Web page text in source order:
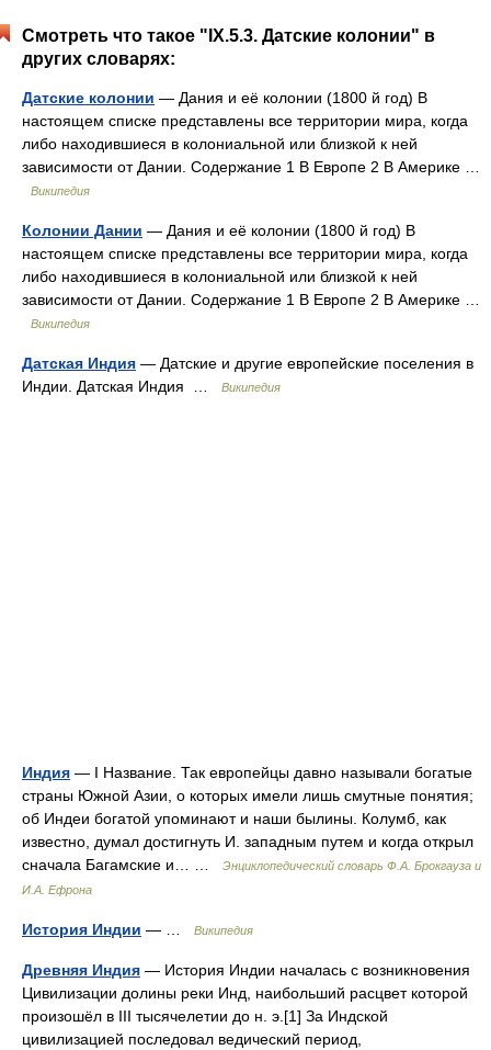
Смотреть что такое "IX.5.3. Датские колонии" в
других словарях:
Датские колонии — Дания и её колонии (1800 й год) В
настоящем списке представлены все территории мира, когда
либо находившиеся в колониальной или близкой к ней
зависимости от Дании. Содержание 1 В Европе 2 В Америке …
Википедия
Колонии Дании — Дания и её колонии (1800 й год) В
настоящем списке представлены все территории мира, когда
либо находившиеся в колониальной или близкой к ней
зависимости от Дании. Содержание 1 В Европе 2 В Америке …
Википедия
Датская Индия — Датские и другие европейские поселения в
Индии. Датская Индия …
Википедия
Индия — I Название. Так европейцы давно называли богатые
страны Южной Азии, о которых имели лишь смутные понятия;
об Индеи богатой упоминают и наши былины. Колумб, как
известно, думал достигнуть И. западным путем и когда открыл
сначала Багамские и… …
Энциклопедический словарь Ф.А. Брокгауза и
И.А. Ефрона
История Индии — … Википедия
Древняя Индия — История Индии началась с возникновения
Цивилизации долины реки Инд, наибольший расцвет которой
произошёл в III тысячелетии до н. э.[1] За Индской
цивилизацией последовал ведический период,